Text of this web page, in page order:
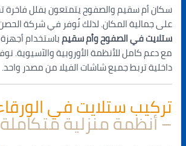
سكان أم سقيم والصفوح يتمتعون بفلل فاخرة
على جمالية المكان. لذلك نُوفر في شركة
ستلايت في الصفوح وأم سقيمباستخدام
مع دعم كامل للأنظمة الأوروبية والآسيوية.
داخلية تربط جميع شاشات الفيلا من مصدر واحد.
تركيب ستلايت في
– أنظمة منزلية متكاملة